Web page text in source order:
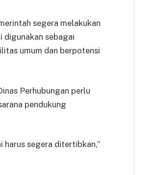
segera melakukan
digunakan sebagai
umum dan berpotensi
Perhubungan perlu
pendukung
segera ditertibkan,”